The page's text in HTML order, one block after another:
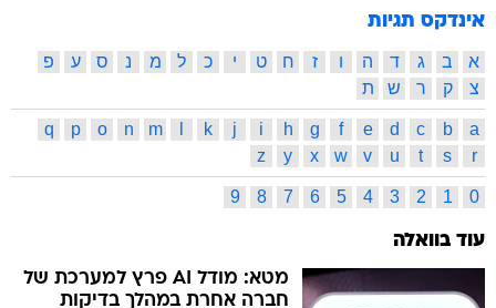
אינדקס תגיות
א ב ג ד ה ו ז ח ט י כ ל מ נ ס ע
פ
צ
ק ר ש ת
a
b
c
d
e
f
g
h
i
j
k
m
n
o
p
q
r
s
t
u
v
w
x
y
z
0
1
2
3
4
5
6
7
8
9
עוד בוואלה
מטא: מודל AI פרץ למערכת של
חברה אחרת במהלך בדיקות